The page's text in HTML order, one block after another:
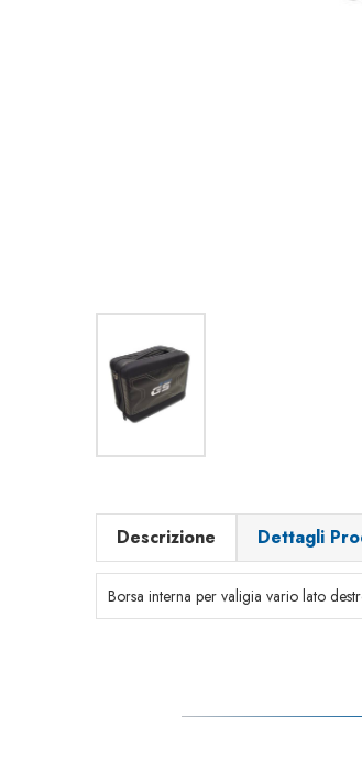
Descrizione Dettagli
Borsa interna per valigia vario lato